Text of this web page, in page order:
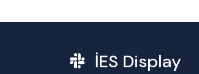
İES Display